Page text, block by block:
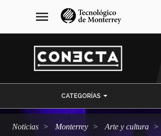
navegación
principal
menu
CATEGORÍAS
Noticias Monterrey arte y cultura